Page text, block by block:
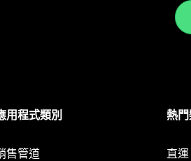
用程式類別
售管道
熱門
直